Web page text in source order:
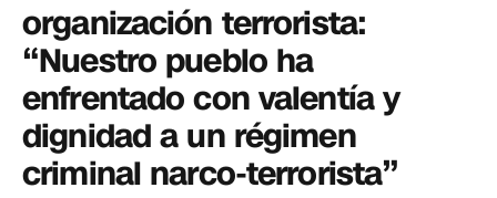
organización terrorista:
“Nuestro pueblo ha
enfrentado con valentía y
dignidad a un régimen
criminal narco-terrorista”